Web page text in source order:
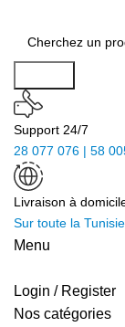
Support 24/7
28 077 076 | 58
Livraison à
Sur toute la Tunisie
Menu
Login / Register
Nos catégories